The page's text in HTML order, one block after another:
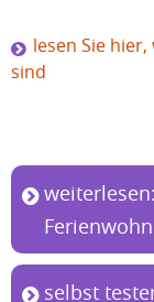
lesen Sie
sind
selbst